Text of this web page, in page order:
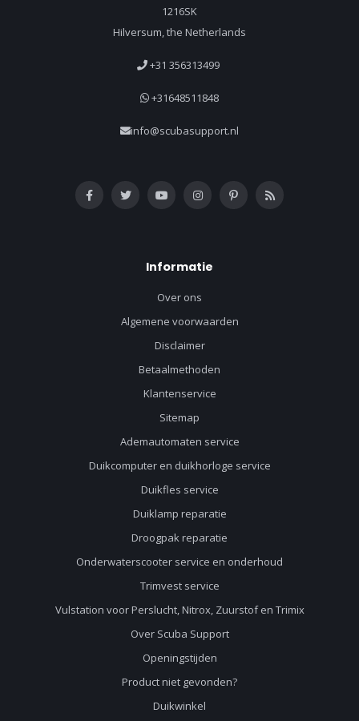
1216SK
Hilversum, the Netherlands
+31 356313499
+31648511848
info@scubasupport.nl
Informatie
Over ons
Algemene voorwaarden
Disclaimer
Betaalmethoden
Klantenservice
Sitemap
Ademautomaten service
Duikcomputer en duikhorloge service
Duikfles service
Duiklamp reparatie
Droogpak reparatie
Onderwaterscooter service en onderhoud
Trimvest service
Vulstation voor Perslucht, Nitrox, Zuurstof en Trimix
Over Scuba Support
Openingstijden
Product niet gevonden?
Duikwinkel